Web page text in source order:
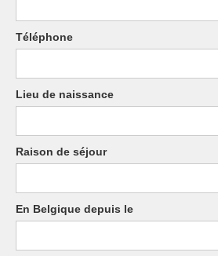
Téléphone
Lieu de naissance
Raison de séjour
En Belgique depuis le